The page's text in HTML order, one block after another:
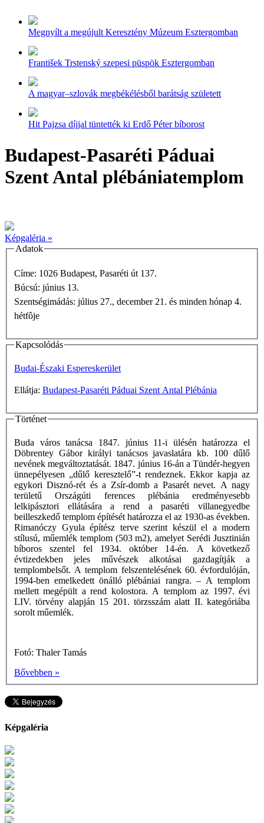
Megnyílt a megújult Keresztény Múzeum Esztergomban
František Trstenský szepesi püspök Esztergomban
A magyar–szlovák megbékélésből barátság született
Hit Pajzsa díjjal tüntették ki Erdő Péter bíborost
Budapest-Pasaréti Páduai
Szent Antal plébániatemplom
Képgaléria »
Adatok
Címe: 1026 Budapest, Pasaréti út 137.
Búcsú: június 13.
Szentségimádás: július 27., december 21. és minden hónap 4.
hétfôje
Kapcsolódás
Budai-Északi Espereskerület
Ellátja: Budapest-Pasaréti Páduai Szent Antal Plébánia
Történet
Buda város tanácsa 1847. június 11-i ülésén határozza el
Döbrentey Gábor királyi tanácsos javaslatára kb. 100 dűlő
nevének megváltoztatását. 1847. június 16-án a Tündér-hegyen
ünnepélyesen „dűlő keresztelő”-t rendeznek. Ekkor kapja az
egykori Disznó-rét és a Zsír-domb a Pasarét nevet. A nagy
területű Országúti ferences plébánia eredményesebb
lelkipásztori ellátására a rend a pasaréti villanegyedbe
beilleszkedő templom építését határozza el az 1930-as években.
Rimanóczy Gyula építész terve szerint készül el a modern
stílusú, műemlék templom (503 m2), amelyet Serédi Jusztinián
bíboros szentel fel 1934. október 14-én. A következő
évtizedekben jeles művészek alkotásai gazdagítják a
templombelsőt. A templom felszentelésének 60. évfordulóján,
1994-ben emelkedett önálló plébániai rangra. – A templom
mellett megépült a rend kolostora. A templom az 1997. évi
LIV. törvény alapján 15 201. törzsszám alatt II. kategóriába
sorolt műemlék.
Fotó: Thaler Tamás
Bővebben »
Képgaléria